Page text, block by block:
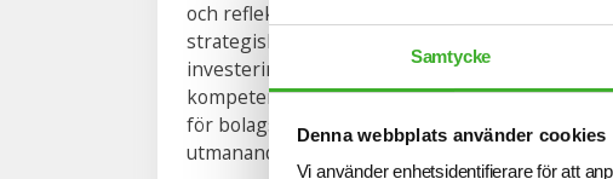
Samtycke
Denna webbplats använder cookies
Vi använder enhetsidentifierare för att
och reflektioner från arbetet med
strategiska rekryteringar – och hur
investeringar i rätt affärskritisk
kompetens kan göra verklig skillnad
för bolags tillväxt, speciellt i
utmanande...